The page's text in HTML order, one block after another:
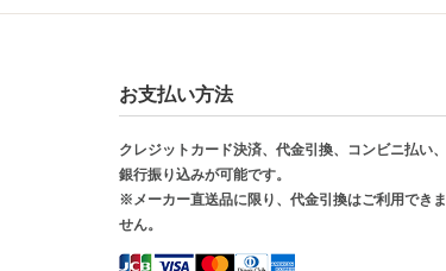
お支払い方法
クレジットカード決済、代金引換、コンビニ払い、
銀行振り込みが可能です。
※メーカー直送品に限り、代金引換はご利用できま
せん。